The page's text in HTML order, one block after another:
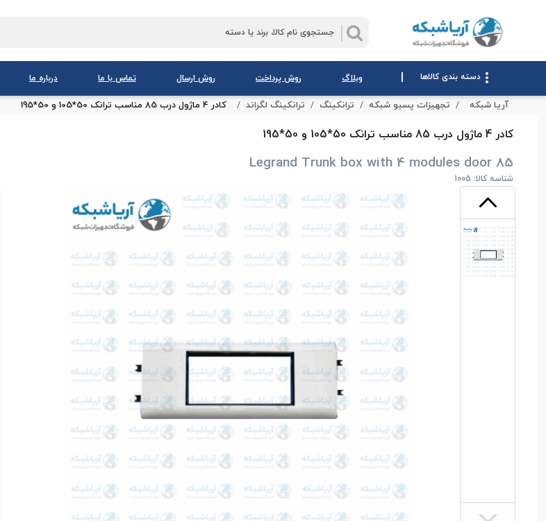
| وبلاگ روش پرداخت روش ارسال تماس با ما درباره ما دسته بندی کالاها
آریا شبکه تجهیزات پسیو شبکه ترانکینگ ترانکینگ لگراند کادر 4 ماژول درب 85 مناسب ترانک 50*105 و 50*195
کادر 4 ماژول درب 85 مناسب ترانک 50*105 و 50*195
Legrand Trunk box with 4 modules door 85
شناسه کالا: 1005